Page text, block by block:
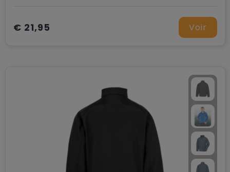
€ 21,95 Voir